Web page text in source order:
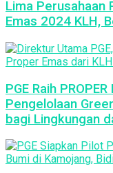
Lima Perusahaan
Emas 2024 KLH,
PGE Raih
Pengelolaan
bagi Lingkungan